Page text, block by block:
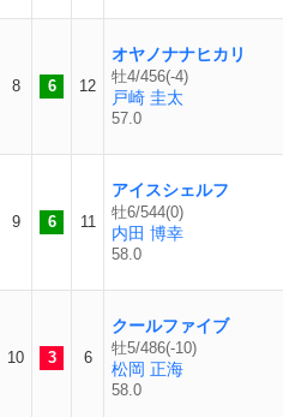
8 6 12
オヤノナナヒカリ
牡4/456(-4)
戸崎 圭太
57.0
9 6 11
アイスシェルフ
牡6/544(0)
内田 博幸
58.0
10 3 6
クールファイブ
牡5/486(-10)
松岡 正海
58.0